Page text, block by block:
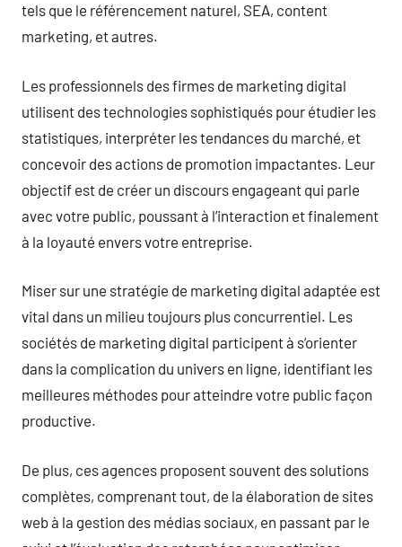
tels que le référencement naturel, SEA, content
marketing, et autres.
Les professionnels des firmes de marketing digital
utilisent des technologies sophistiqués pour étudier les
statistiques, interpréter les tendances du marché, et
concevoir des actions de promotion impactantes. Leur
objectif est de créer un discours engageant qui parle
avec votre public, poussant à l’interaction et finalement
à la loyauté envers votre entreprise.
Miser sur une stratégie de marketing digital adaptée est
vital dans un milieu toujours plus concurrentiel. Les
sociétés de marketing digital participent à s’orienter
dans la complication du univers en ligne, identifiant les
meilleures méthodes pour atteindre votre public façon
productive.
De plus, ces agences proposent souvent des solutions
complètes, comprenant tout, de la élaboration de sites
web à la gestion des médias sociaux, en passant par le